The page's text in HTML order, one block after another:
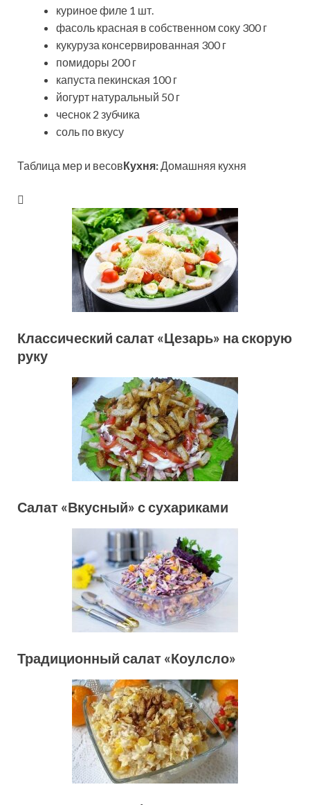
куриное филе 1 шт.
фасоль красная в собственном соку 300 г
кукуруза консервированная 300 г
помидоры 200 г
капуста пекинская 100 г
йогурт натуральный 50 г
чеснок 2 зубчика
соль по вкусу
Таблица мер и весовКухня:Домашняя кухня
Классический салат «Цезарь» на скорую
руку
Салат «Вкусный» с сухариками
Традиционный салат «Коулсло»